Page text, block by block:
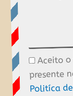
de
dados
Aceito
presente
Politíca